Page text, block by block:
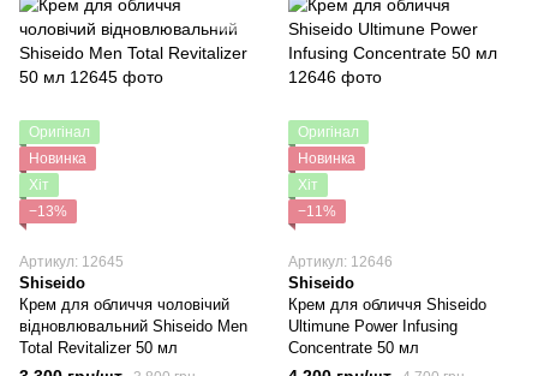
Оригінал
Новинка
Хіт
−13%
Артикул: 12645
Shiseido
Крем для обличчя чоловічий
відновлювальний Shiseido Men
Total Revitalizer 50 мл
Оригінал
Новинка
Хіт
−11%
Артикул: 12646
Shiseido
Крем для обличчя Shiseido
Ultimune Power Infusing
Concentrate 50 мл